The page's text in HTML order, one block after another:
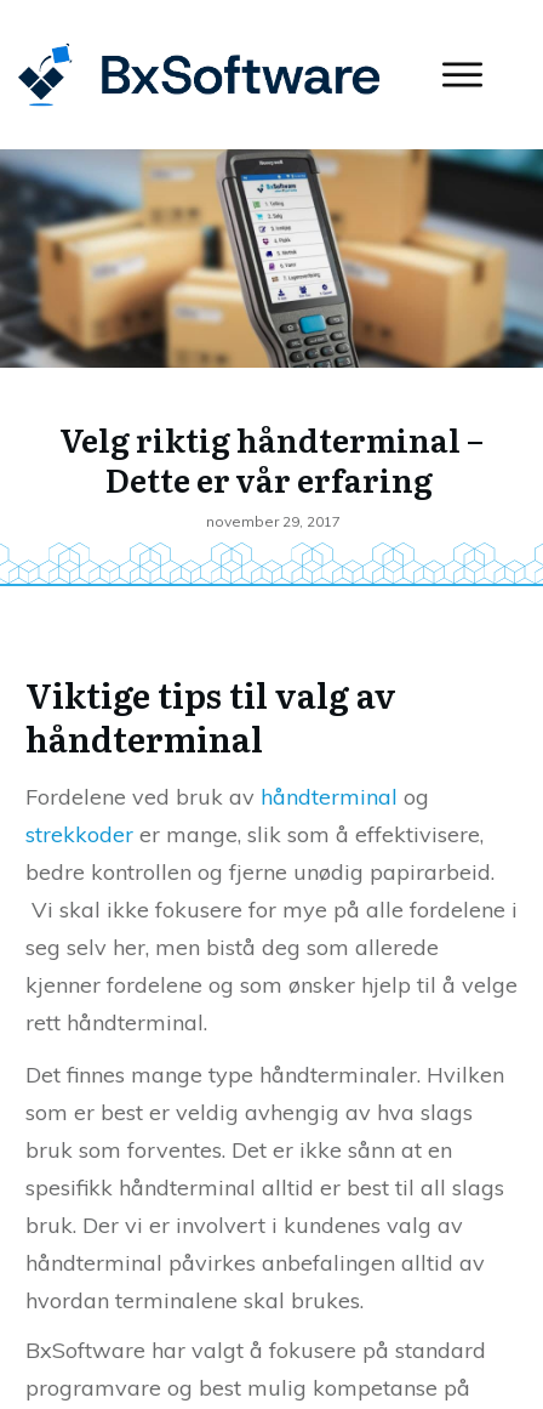
Velg riktig håndterminal –
Dette er vår erfaring
november 29, 2017
Viktige tips til valg av
håndterminal
Fordelene ved bruk av håndterminal og
strekkoder er mange, slik som å effektivisere,
bedre kontrollen og fjerne unødig papirarbeid.
Vi skal ikke fokusere for mye på alle fordelene i
seg selv her, men bistå deg som allerede
kjenner fordelene og som ønsker hjelp til å velge
rett håndterminal.
Det finnes mange type håndterminaler. Hvilken
som er best er veldig avhengig av hva slags
bruk som forventes. Det er ikke sånn at en
spesifikk håndterminal alltid er best til all slags
bruk. Der vi er involvert i kundenes valg av
håndterminal påvirkes anbefalingen alltid av
hvordan terminalene skal brukes.
BxSoftware har valgt å fokusere på standard
programvare og best mulig kompetanse på